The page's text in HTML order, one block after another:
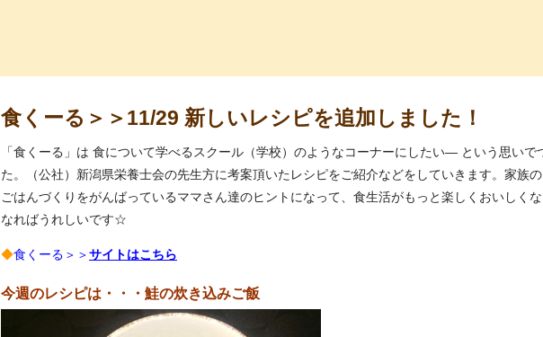
食くーる＞＞11/29 新しいレシピを追加しました！
「食くーる」は 食について学べるスクール（学校）のようなコーナーにしたい― という思いで
た。（公社）新潟県栄養士会の先生方に考案頂いたレシピをご紹介などをしていきます。家族
ごはんづくりをがんばっているママさん達のヒントになって、食生活がもっと楽しくおいしく
なればうれしいです☆
◆食くーる＞＞サイトはこちら
今週のレシピは・・・鮭の炊き込みご飯